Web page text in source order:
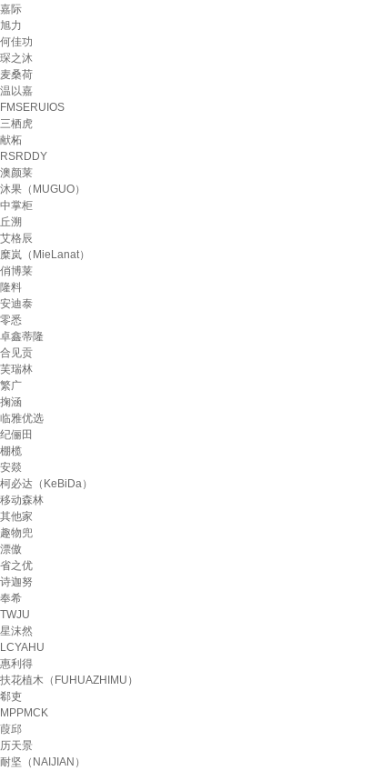
嘉际
旭力
何佳功
琛之沐
麦桑荷
温以嘉
FMSERUIOS
三栖虎
献柘
RSRDDY
澳颜莱
沐果（MUGUO）
中掌柜
丘溯
艾格辰
糜岚（MieLanat）
俏博莱
隆料
安迪泰
零悉
卓鑫蒂隆
合见贡
芙瑞林
繁广
掬涵
临雅优选
纪俪田
棚榄
安燚
柯必达（KeBiDa）
移动森林
其他家
趣物兜
漂傲
省之优
诗迦努
奉希
TWJU
星沫然
LCYAHU
惠利得
扶花植木（FUHUAZHIMU）
郗吏
MPPMCK
葭邱
历天景
耐坚（NAIJIAN）